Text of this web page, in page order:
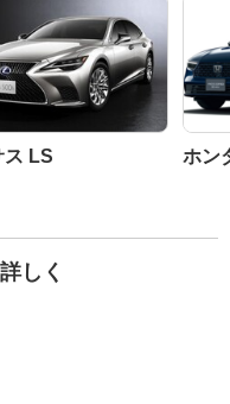
ス LS ホン
しく